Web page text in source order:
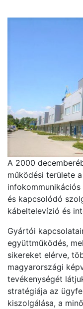
A 2000
működési területe
és kapcsolódó
kábeltelevízió és
Gyártói
együttműködés,
sikereket elérve,
magyarországi
tevékenységét
stratégiája az
kiszolgálása, a